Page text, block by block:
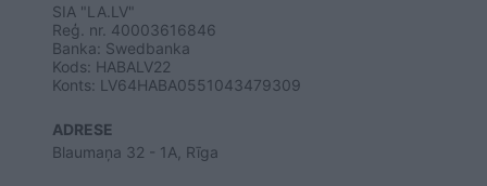
SIA "LA.LV"
Reģ. nr. 40003616846
Banka: Swedbanka
Kods: HABALV22
Konts: LV64HABA0551043479309
ADRESE
Blaumaņa 32 - 1A, Rīga